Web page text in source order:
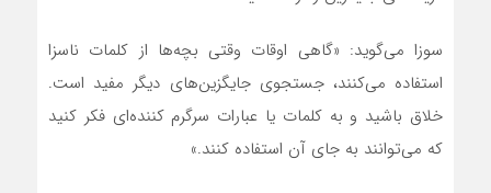
سوزا می‌گوید: «گاهی اوقات وقتی بچه‌ها از کلمات ناسزا
استفاده می‌کنند، جستجوی جایگزین‌های دیگر مفید است.
خلاق باشید و به کلمات یا عبارات سرگرم کننده‌ای فکر کنید
که می‌توانند به جای آن استفاده کنند.»